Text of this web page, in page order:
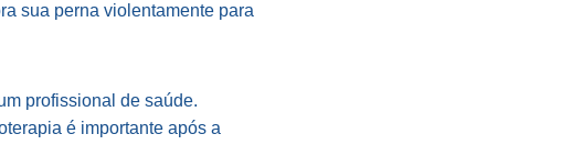
sua perna violentamente para
profissional de saúde.
é importante após a